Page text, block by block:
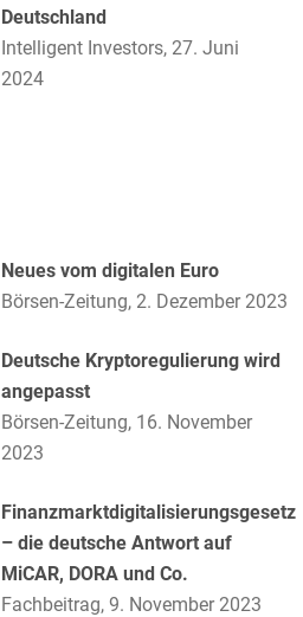
Deutschland
Intelligent Investors, 27. Juni
2024
Neues vom digitalen Euro
Börsen-Zeitung, 2. Dezember 2023
Deutsche Kryptoregulierung wird
angepasst
Börsen-Zeitung, 16. November
2023
Finanzmarktdigitalisierungsgesetz
– die deutsche Antwort auf
MiCAR, DORA und Co.
Fachbeitrag, 9. November 2023